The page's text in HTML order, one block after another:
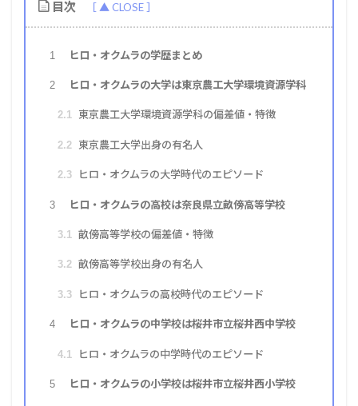
目次
1 ヒロ・オクムラの学歴まとめ
2 ヒロ・オクムラの大学は東京農工大学環境資源学科
2.1 東京農工大学環境資源学科の偏差値・特徴
2.2 東京農工大学出身の有名人
2.3 ヒロ・オクムラの大学時代のエピソード
3 ヒロ・オクムラの高校は奈良県立畝傍高等学校
3.1 畝傍高等学校の偏差値・特徴
3.2 畝傍高等学校出身の有名人
3.3 ヒロ・オクムラの高校時代のエピソード
4 ヒロ・オクムラの中学校は桜井市立桜井西中学校
4.1 ヒロ・オクムラの中学時代のエピソード
5 ヒロ・オクムラの小学校は桜井市立桜井西小学校